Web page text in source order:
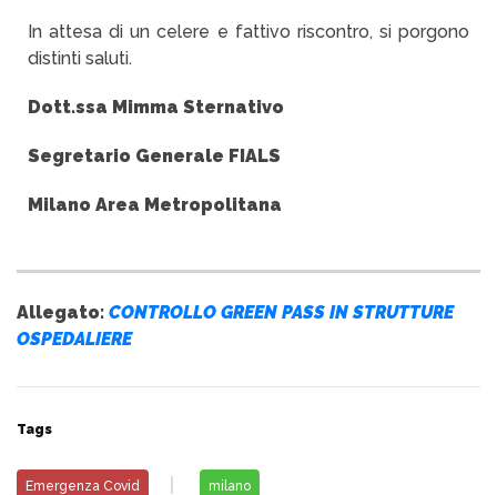
In attesa di un celere e fattivo riscontro, si porgono
distinti saluti.
Dott.ssa Mimma Sternativo
Segretario Generale FIALS
Milano Area Metropolitana
Allegato: CONTROLLO GREEN PASS IN STRUTTURE
OSPEDALIERE
Tags
Emergenza Covid milano